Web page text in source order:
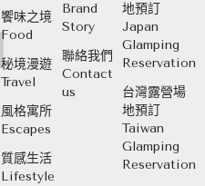
饗味之境
Food
秘境漫遊
Travel
風格寓所
Escapes
質感生活
Lifestyle
Brand
Story
聯絡我們
Contact
us
地預訂
Japan
Glamping
Reservation
台灣露營場
地預訂
Taiwan
Glamping
Reservation